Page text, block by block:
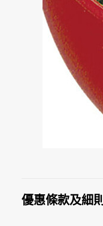
優惠條款及細則